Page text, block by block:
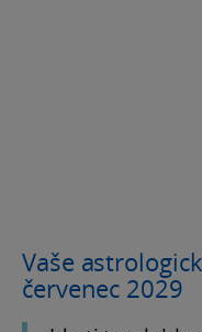
Vaše
červenec 2029